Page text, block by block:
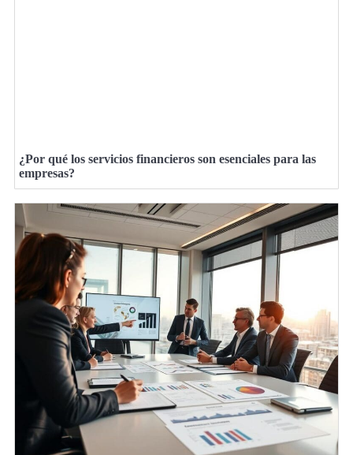
¿Por qué los servicios financieros son esenciales para las
empresas?